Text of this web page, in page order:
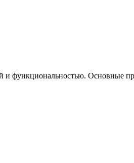
и функциональностью. Основные